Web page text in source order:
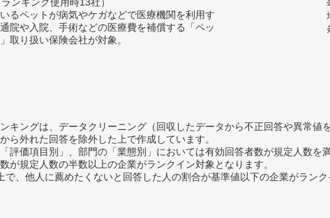
るペットが病気やケガなどで医療機関を利用す
院や入院、手術などの医療費を補償する「ペッ
取り扱い保険会社が対象。
キングは、データクリーニング（回収したデータから不正回答や異常値を
ら外れた回答を除外した上で作成しています。
評価項目別」、部門の「業態別」においては有効回答者数が規定人数を
が規定人数の半数以上の企業がランクイン対象となります。
、他人に薦めたくないと回答した人の割合が基準値以下の企業がランク